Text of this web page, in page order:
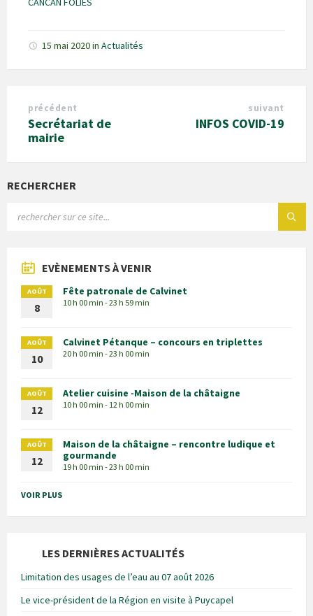
15 mai 2020in Actualités
précédent
Secrétariat de
mairie
suivant
INFOS COVID-19
RECHERCHER
EVÈNEMENTS À VENIR
AOÛT
8
Fête patronale de Calvinet
10 h 00 min - 23 h 59 min
AOÛT
10
Calvinet Pétanque – concours en triplettes
20 h 00 min - 23 h 00 min
AOÛT
12
Atelier cuisine -Maison de la châtaigne
10 h 00 min - 12 h 00 min
AOÛT
12
Maison de la châtaigne – rencontre ludique et
gourmande
19 h 00 min - 23 h 00 min
VOIR PLUS
LES DERNIÈRES ACTUALITÉS
Limitation des usages de l’eau au 07 août 2026
Le vice-président de la Région en visite à Puycapel